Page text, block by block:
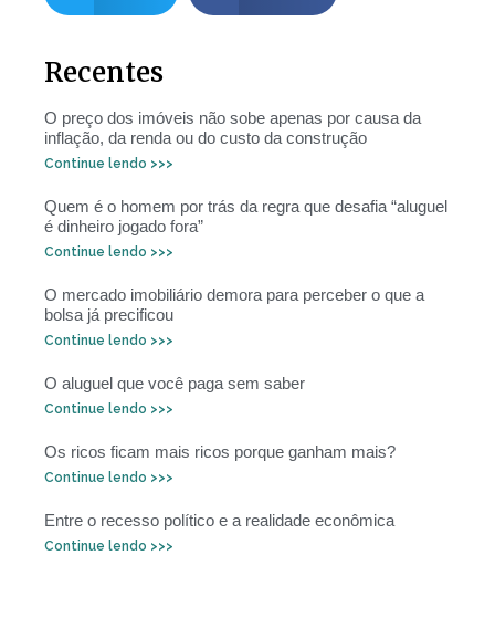
Recentes
O preço dos imóveis não sobe apenas por causa da
inflação, da renda ou do custo da construção
Continue lendo >>>
Quem é o homem por trás da regra que desafia “aluguel
é dinheiro jogado fora”
Continue lendo >>>
O mercado imobiliário demora para perceber o que a
bolsa já precificou
Continue lendo >>>
O aluguel que você paga sem saber
Continue lendo >>>
Os ricos ficam mais ricos porque ganham mais?
Continue lendo >>>
Entre o recesso político e a realidade econômica
Continue lendo >>>